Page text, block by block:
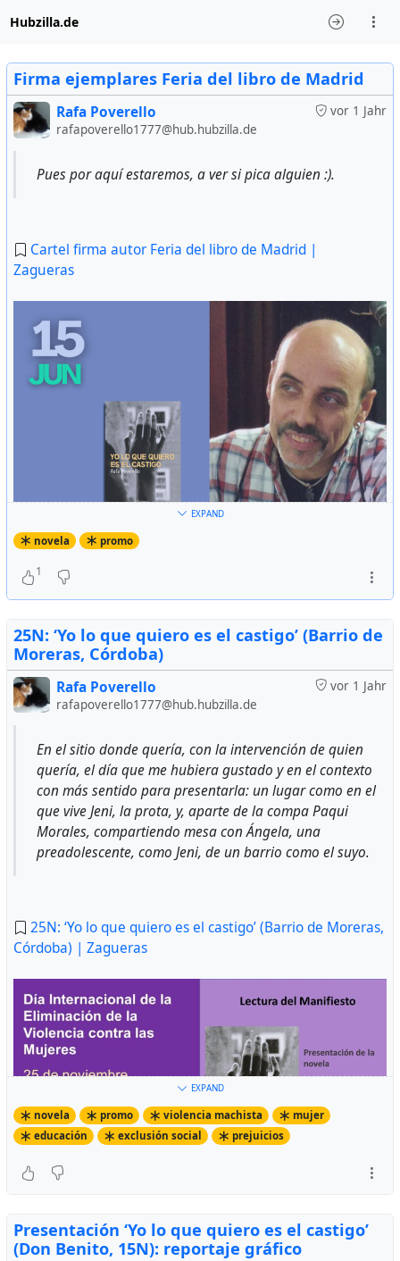
Hubzilla.de
Firma ejemplares Feria del libro de Madrid
vor 1 Jahr
Rafa Poverello
rafapoverello1777@hub.hubzilla.de
Pues por aquí estaremos, a ver si pica alguien :).
Cartel firma autor Feria del libro de Madrid |
Zagueras
EXPAND
novela promo
1
25N: ‘Yo lo que quiero es el castigo’ (Barrio de
Moreras, Córdoba)
vor 1 Jahr
Rafa Poverello
rafapoverello1777@hub.hubzilla.de
En el sitio donde quería, con la intervención de quien
quería, el día que me hubiera gustado y en el contexto
con más sentido para presentarla: un lugar como en el
que vive Jeni, la prota, y, aparte de la compa Paqui
Morales, compartiendo mesa con Ángela, una
preadolescente, como Jeni, de un barrio como el suyo.
25N: ‘Yo lo que quiero es el castigo’ (Barrio de Moreras,
Córdoba) | Zagueras
EXPAND
novela promo violencia machista
mujer
educación
exclusión social prejuicios
Presentación ‘Yo lo que quiero es el castigo’
(Don Benito, 15N): reportaje gráfico